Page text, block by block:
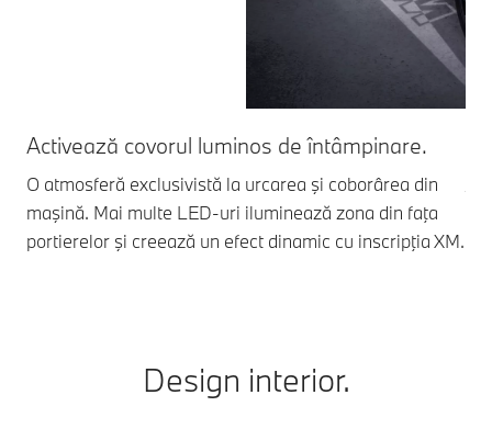
Activează covorul luminos de întâmpinare.
O atmosferă exclusivistă la urcarea şi coborârea din
maşină. Mai multe LED-uri iluminează zona din faţa
portierelor şi creează un efect dinamic cu inscripţia XM.
Design interior.